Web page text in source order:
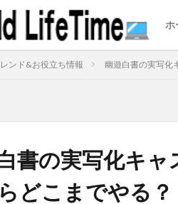
ホ
レンド&お役立ち情報 幽遊白書の実写化
書の実写化キ
どこまでやる？